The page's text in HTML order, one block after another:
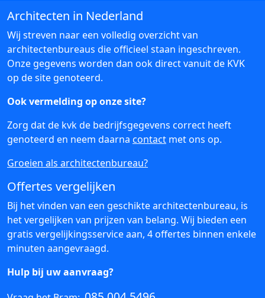
Architecten in Nederland
Wij streven naar een volledig overzicht van
architectenbureaus die officieel staan ingeschreven.
Onze gegevens worden dan ook direct vanuit de KVK
op de site genoteerd.
Ook vermelding op onze site?
Zorg dat de kvk de bedrijfsgegevens correct heeft
genoteerd en neem daarna contact met ons op.
Groeien als architectenbureau?
Offertes vergelijken
Bij het vinden van een geschikte architectenbureau, is
het vergelijken van prijzen van belang. Wij bieden een
gratis vergelijkingsservice aan, 4 offertes binnen enkele
minuten aangevraagd.
Hulp bij uw aanvraag?